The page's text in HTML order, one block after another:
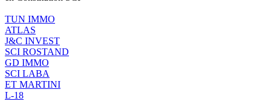
TUN IMMO
ATLAS
J&C INVEST
SCI ROSTAND
GD IMMO
SCI LABA
ET MARTINI
L-18